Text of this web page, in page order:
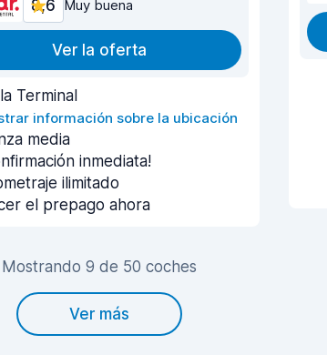
8,6 Muy buena
Ver la oferta
Terminal
información sobre la ubicación
media
inmediata!
ilimitado
el prepago ahora
Mostrando 9 de 50 coches
Ver más